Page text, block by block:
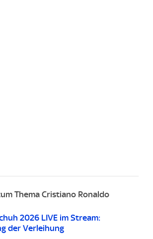
Thema Cristiano Ronaldo
2026 LIVE im Stream:
der Verleihung